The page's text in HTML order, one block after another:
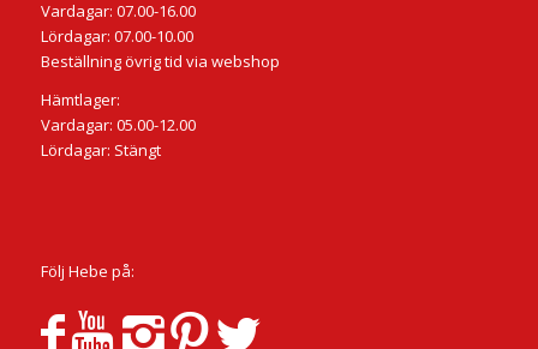
Vardagar: 07.00-16.00
Lördagar: 07.00-10.00
Beställning övrig tid via webshop
Hämtlager:
Vardagar: 05.00-12.00
Lördagar: Stängt
Följ Hebe på: